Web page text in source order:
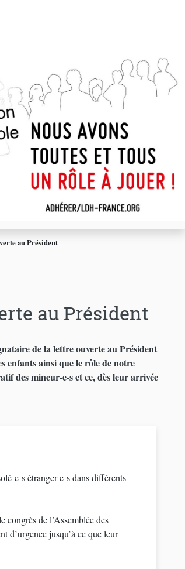
au Président
au Président
de la lettre ouverte au Président
enfants ainsi que le rôle de notre
des mineur-e-s et ce, dès leur arrivée
e-s étranger-e-s dans différents
de l’Assemblée des
d’urgence jusqu’à ce que leur